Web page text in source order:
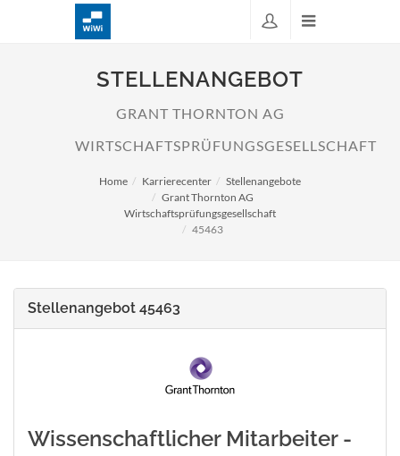
STELLENANGEBOT
GRANT THORNTON AG
WIRTSCHAFTSPRÜFUNGSGESELLSCHAFT
Home Karrierecenter
Stellenangebote
Grant Thornton AG
Wirtschaftsprüfungsgesellschaft
45463
Stellenangebot 45463
Wissenschaftlicher Mitarbeiter -